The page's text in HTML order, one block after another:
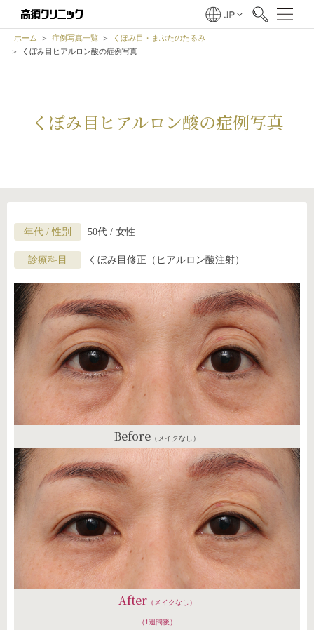
ホーム 症例写真一覧
くぼみ目・まぶたのたるみ
くぼみ目ヒアルロン酸の症例写真
くぼみ目ヒアルロン酸の症例写真
年代 / 性別 50代 / 女性
診療科目 くぼみ目修正（ヒアルロン酸注射）
Before （メイクなし）
After （メイクなし）
（1週間後）